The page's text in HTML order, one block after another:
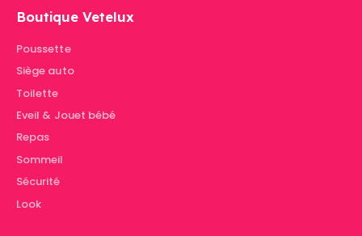
Boutique Vetelux
Poussette
Siège auto
Toilette
Eveil & Jouet bébé
Repas
Sommeil
Sécurité
Look